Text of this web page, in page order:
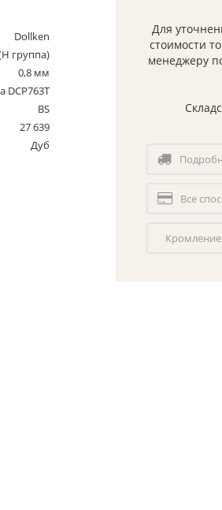
Dollken
группа)
0,8 мм
DCP763T
BS
27 639
Дуб
Для
стоимости
менеджеру
Все